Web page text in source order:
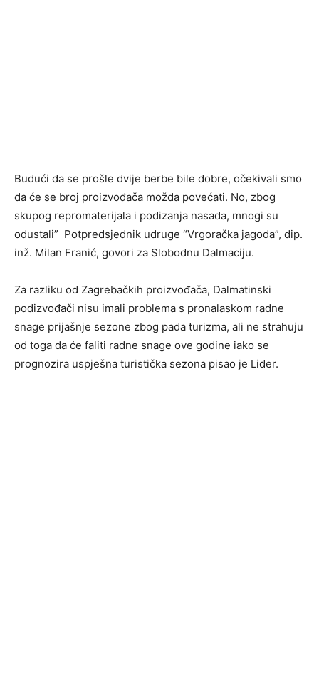
Budući da se prošle dvije berbe bile dobre, očekivali smo
da će se broj proizvođača možda povećati. No, zbog
skupog repromaterijala i podizanja nasada, mnogi su
odustali” Potpredsjednik udruge “Vrgoračka jagoda”, dip.
inž. Milan Franić, govori za Slobodnu Dalmaciju.
Za razliku od Zagrebačkih proizvođača, Dalmatinski
podizvođači nisu imali problema s pronalaskom radne
snage prijašnje sezone zbog pada turizma, ali ne strahuju
od toga da će faliti radne snage ove godine iako se
prognozira uspješna turistička sezona pisao je Lider.